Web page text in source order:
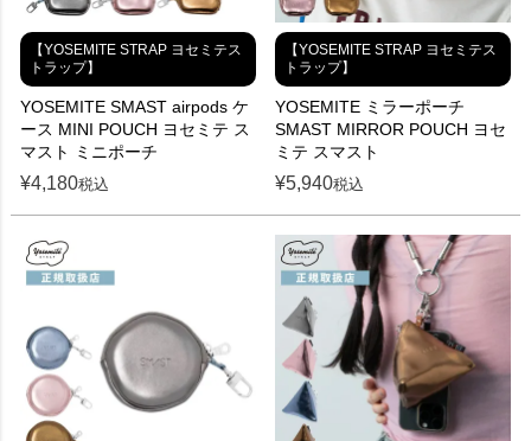
【YOSEMITE STRAP ヨセミテス
トラップ】
YOSEMITE SMAST airpods ケ
ース MINI POUCH ヨセミテ ス
マスト ミニポーチ
¥4,180税込
【YOSEMITE STRAP ヨセミテス
トラップ】
YOSEMITE ミラーポーチ
SMAST MIRROR POUCH ヨセ
ミテ スマスト
¥5,940税込